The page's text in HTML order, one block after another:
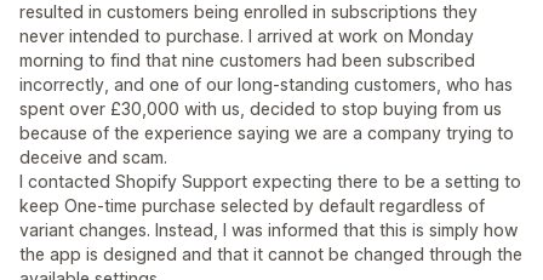
resulted in customers being enrolled in subscriptions they
never intended to purchase. I arrived at work on Monday
morning to find that nine customers had been subscribed
incorrectly, and one of our long-standing customers, who has
spent over £30,000 with us, decided to stop buying from us
because of the experience saying we are a company trying to
deceive and scam.
I contacted Shopify Support expecting there to be a setting to
keep One-time purchase selected by default regardless of
variant changes. Instead, I was informed that this is simply how
the app is designed and that it cannot be changed through the